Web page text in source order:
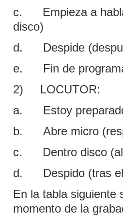
c.
Empieza a
disco)
d.
Despide
e.
Fin de
2)
LOCUTOR:
a.
Estoy
b.
Abre micro
c.
Dentro disco
d.
Despido (tras
En la tabla siguiente
momento de la